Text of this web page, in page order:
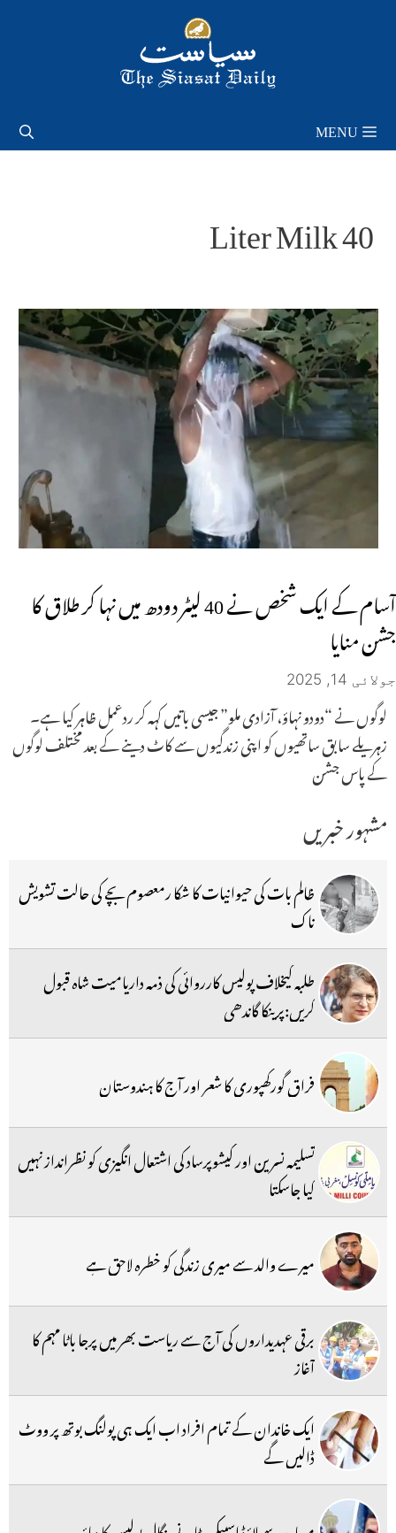
MENU
40 Liter Milk
آسام کے ایک شخص نے 40 لیٹر دودھ میں نہا کر طلاق کا
جشن منایا
جولائی 14, 2025
لوگوں نے “دودو نہاؤ، آزادی ملو” جیسی باتیں کہہ کر ردعمل ظاہر کیا ہے۔
زہریلے سابق ساتھیوں کو اپنی زندگیوں سے کاٹ دینے کے بعد مختلف لوگوں
کے پاس جشن
مشہور خبریں
ظالم بات کی حیوانیات کا شکا رمعصوم بچے کی حالت تشویش
ناک
طلبہ کیخلاف پولیس کارروائی کی ذمہ داریامیت شاہ قبول
کریں:پرینکا گاندھی
فراق گورکھپوری کا شعر اور آج کا ہندوستان
تسلیمہ نسرین اور کیشوپرساد کی اشتعال انگیزی کو نظرانداز نہیں
کیا جاسکتا
میرے والد سے میری زندگی کو خطرہ لاحق ہے
برقی عہدیداروں کی آج سے ریاست بھر میں پرجا باٹا مہم کا
آغاز
ایک خاندان کے تمام افراد اب ایک ہی پولنگ بوتھ پر ووٹ
ڈالیں گے